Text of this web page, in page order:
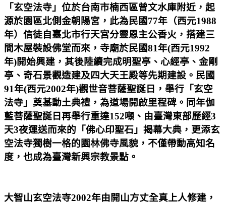
「玄空法寺」位於台南市楠西區曾文水庫附近，起
源於園區北側金朝陽宮，此為民國77年（西元1988
年）信徒自臺北市行天宮分靈恩主公香火，搭建三
間木屋裝設佛堂而來，寺廟於民國81年(西元1992
年)開始興建，其後陸續完成明聖亭、心經亭、金剛
亭、奇石景觀造建及四大天王殿等先期建設。民國
91年(西元2002年)觀世音菩薩聖誕日，舉行「玄空
法寺」奠基動土典禮，為道場開啟里程碑。同年伽
藍菩薩聖誕日再舉行重達152噸、由臺灣東部歷經3
天3夜運送而來的「佛心印聖石」揭幕大典，更添玄
空法寺獨樹一格的園林佛寺風貌，不僅帶動高知名
度，也成為臺灣新興宗教景點。
大智山玄空法寺2002年由開山方丈全真上人修建，